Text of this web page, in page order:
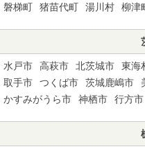
磐梯町
猪苗代町 湯川村 柳津
水戸市 高萩市 北茨城市 東海
取手市
つくば市 茨城鹿嶋市
かすみがうら市
神栖市 行方市